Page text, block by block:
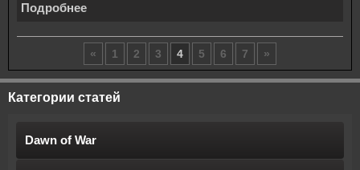
Подробнее
« 1 2 3 4 5 6 7 »
Категории статей
Dawn of War